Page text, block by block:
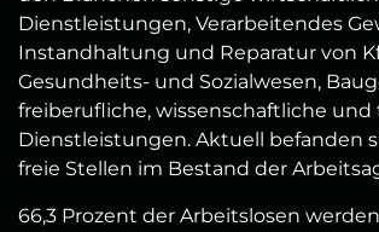
Dienstleistungen, Verarbeitendes
Instandhaltung und Reparatur von
Gesundheits- und Sozialwesen,
freiberufliche, wissenschaftliche und
Dienstleistungen. Aktuell befanden
freie Stellen im Bestand der
66,3 Prozent der Arbeitslosen